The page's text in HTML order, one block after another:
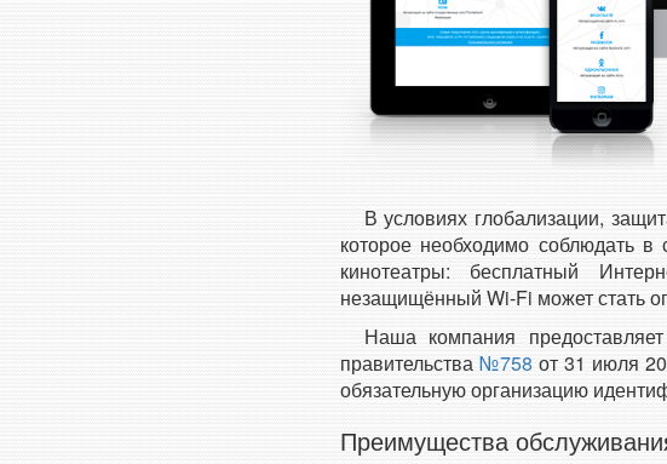
В условиях глобализации,
которое необходимо соблюдать
кинотеатры: бесплатный
незащищённый Wi-Fi может стать
Наша компания
правительства №758от 31 июля
обязательную организацию
Преимущества